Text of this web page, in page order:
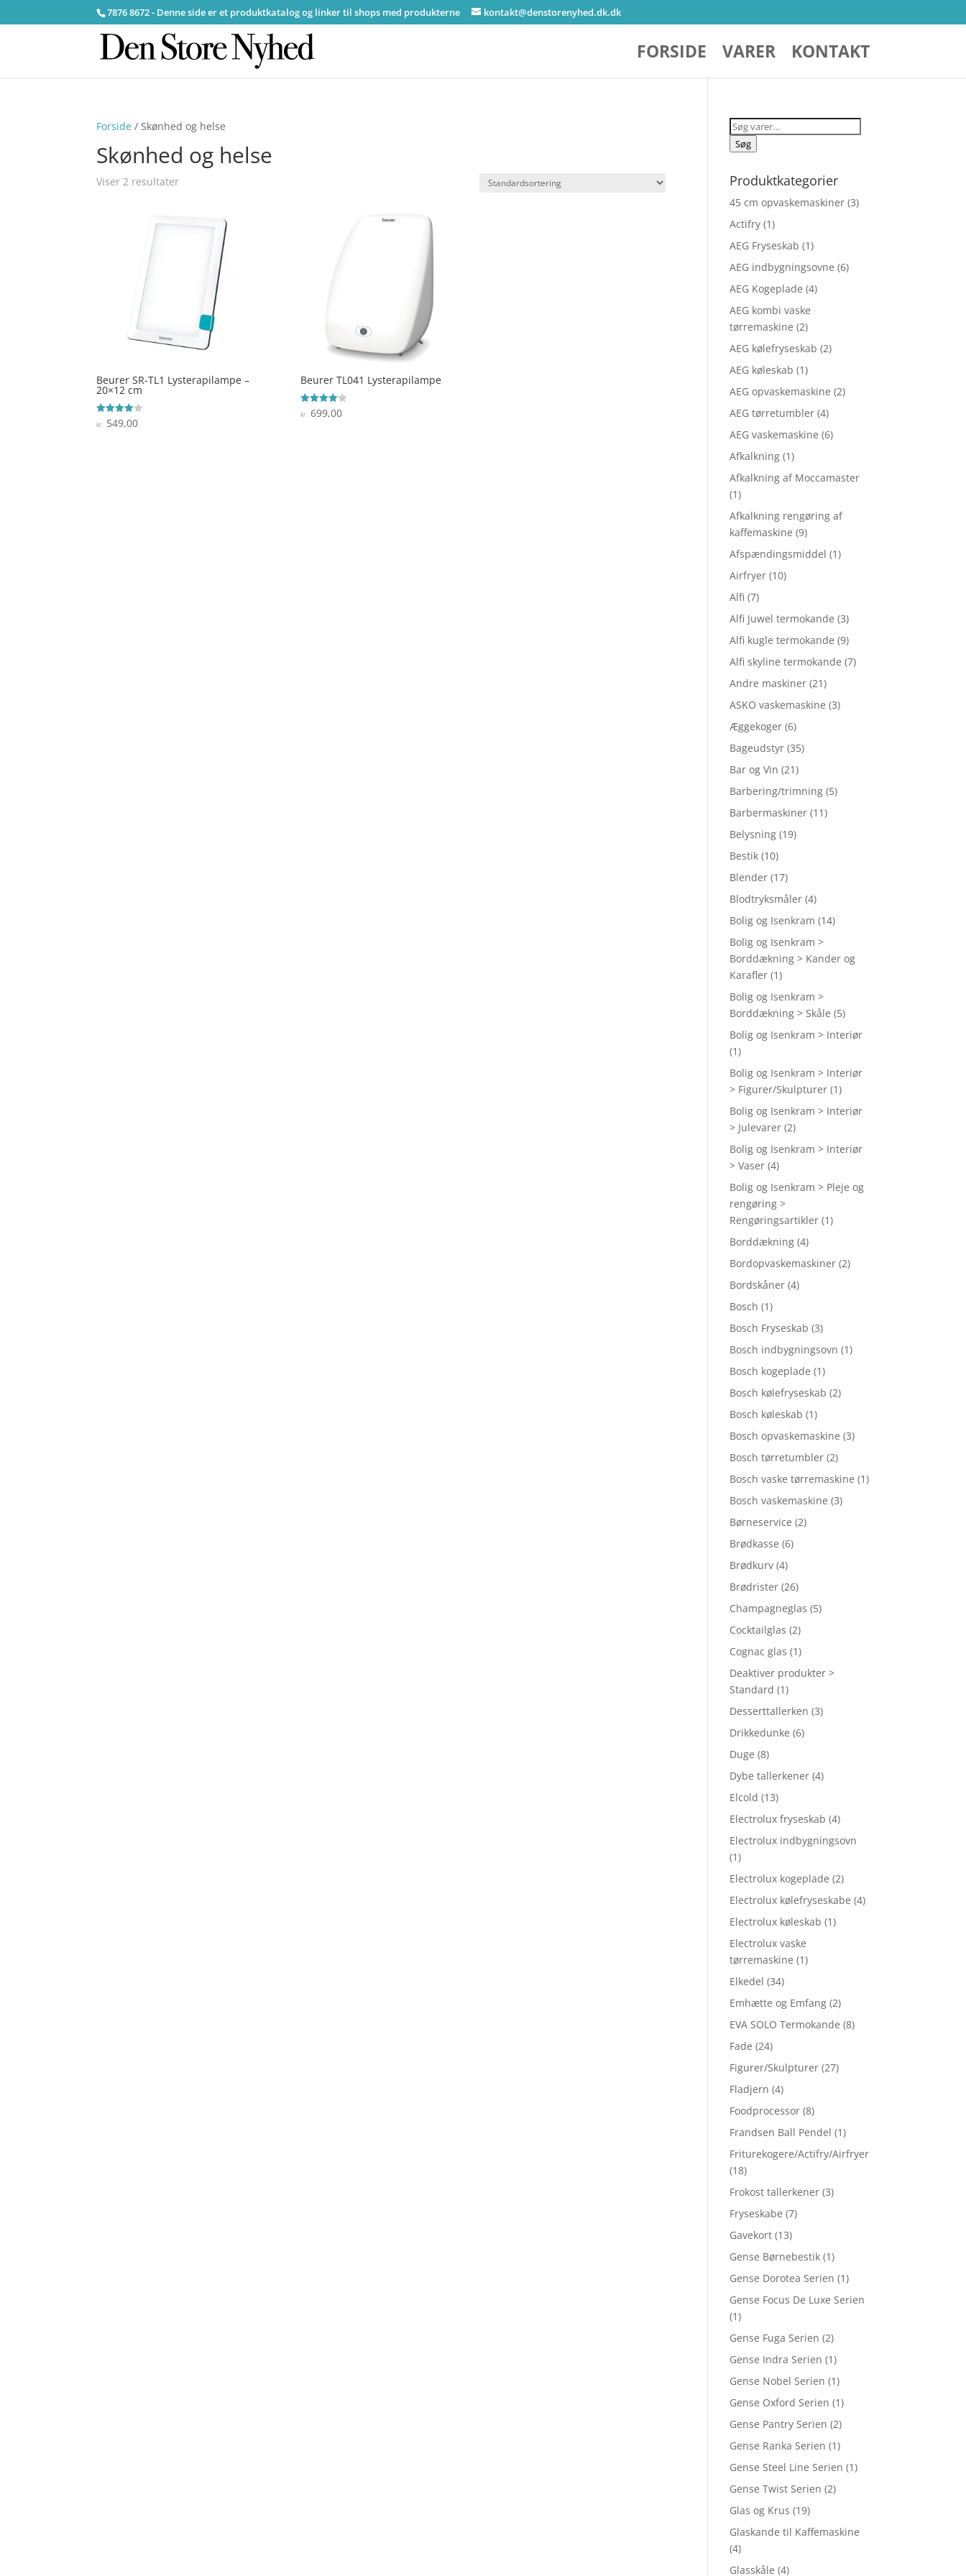
7876 8672 - Denne side er et produktkatalog og linker til shops med produkterne kontakt@denstorenyhed.dk.dk
FORSIDE VARER KONTAKT
Forside / Skønhed og helse
Skønhed og helse
Viser 2 resultater
Beurer SR-TL1 Lysterapilampe –
20×12 cm
Vurderet
4
kr. 549,00
Beurer TL041 Lysterapilampe
Vurderet
4.1
kr.699,00
Søg
efter:
Søg
Produktkategorier
45 cm opvaskemaskiner (3)
Actifry (1)
AEG Fryseskab (1)
AEG indbygningsovne (6)
AEG Kogeplade (4)
AEG kombi vaske
tørremaskine (2)
AEG kølefryseskab (2)
AEG køleskab (1)
AEG opvaskemaskine (2)
AEG tørretumbler (4)
AEG vaskemaskine (6)
Afkalkning (1)
Afkalkning af Moccamaster
(1)
Afkalkning rengøring af
kaffemaskine (9)
Afspændingsmiddel (1)
Airfryer (10)
Alfi (7)
Alfi Juwel termokande (3)
Alfi kugle termokande (9)
Alfi skyline termokande (7)
Andre maskiner (21)
ASKO vaskemaskine (3)
Æggekoger (6)
Bageudstyr (35)
Bar og Vin (21)
Barbering/trimning (5)
Barbermaskiner (11)
Belysning (19)
Bestik (10)
Blender (17)
Blodtryksmåler (4)
Bolig og Isenkram (14)
Bolig og Isenkram >
Borddækning > Kander og
Karafler (1)
Bolig og Isenkram >
Borddækning > Skåle (5)
Bolig og Isenkram > Interiør
(1)
Bolig og Isenkram > Interiør
> Figurer/Skulpturer (1)
Bolig og Isenkram > Interiør
> Julevarer (2)
Bolig og Isenkram > Interiør
> Vaser (4)
Bolig og Isenkram > Pleje og
rengøring >
Rengøringsartikler (1)
Borddækning (4)
Bordopvaskemaskiner (2)
Bordskåner (4)
Bosch (1)
Bosch Fryseskab (3)
Bosch indbygningsovn (1)
Bosch kogeplade (1)
Bosch kølefryseskab (2)
Bosch køleskab (1)
Bosch opvaskemaskine (3)
Bosch tørretumbler (2)
Bosch vaske tørremaskine (1)
Bosch vaskemaskine (3)
Børneservice (2)
Brødkasse (6)
Brødkurv (4)
Brødrister (26)
Champagneglas (5)
Cocktailglas (2)
Cognac glas (1)
Deaktiver produkter >
Standard (1)
Desserttallerken (3)
Drikkedunke (6)
Duge (8)
Dybe tallerkener (4)
Elcold (13)
Electrolux fryseskab (4)
Electrolux indbygningsovn
(1)
Electrolux kogeplade (2)
Electrolux kølefryseskabe (4)
Electrolux køleskab (1)
Electrolux vaske
tørremaskine (1)
Elkedel (34)
Emhætte og Emfang (2)
EVA SOLO Termokande (8)
Fade (24)
Figurer/Skulpturer (27)
Fladjern (4)
Foodprocessor (8)
Frandsen Ball Pendel (1)
Friturekogere/Actifry/Airfryer
(18)
Frokost tallerkener (3)
Fryseskabe (7)
Gavekort (13)
Gense Børnebestik (1)
Gense Dorotea Serien (1)
Gense Focus De Luxe Serien
(1)
Gense Fuga Serien (2)
Gense Indra Serien (1)
Gense Nobel Serien (1)
Gense Oxford Serien (1)
Gense Pantry Serien (2)
Gense Ranka Serien (1)
Gense Steel Line Serien (1)
Gense Twist Serien (2)
Glas og Krus (19)
Glaskande til Kaffemaskine
(4)
Glasskåle (4)